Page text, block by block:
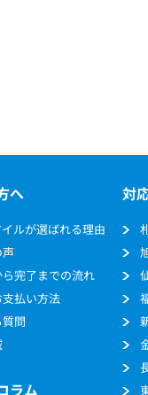
へ
ルが選ばれる理由
ら完了までの流れ
払い方法
問
ラム
対